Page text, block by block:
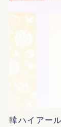
韓ハイアー